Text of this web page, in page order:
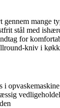
mange
stål med
for
kniv i
i